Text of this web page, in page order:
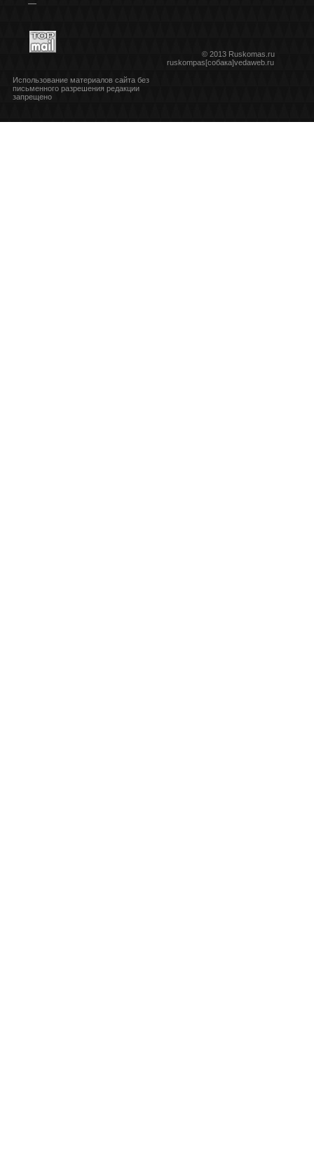
© 2013 Ruskomas.ru
ruskompas[собака]vedaweb.ru
Использование материалов сайта без
письменного разрешения редакции
запрещено